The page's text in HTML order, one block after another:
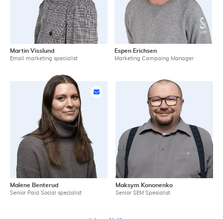
Martin Visslund
Email marketing specialist
Espen Erichsen
Marketing Campaing Manager
Malene Benterud
Senior Paid Social specialist
Maksym Kononenko
Senior SEM Spesialist